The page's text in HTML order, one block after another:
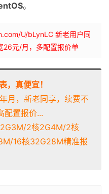
。
U/bLynLC 新老用户同
26元/月，多配置报价单
，真便宜！
月，新老同享，续费不
配置报价...
2核2G4M/2核
16核32G28M精准报